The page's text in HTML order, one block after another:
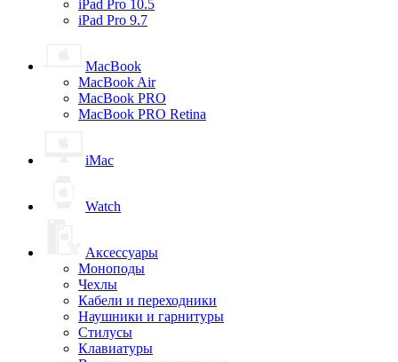
iPad Pro 10.5
iPad Pro 9.7
MacBook
MacBook Air
MacBook PRO
MacBook PRO Retina
iMac
Watch
Аксессуары
Моноподы
Чехлы
Кабели и переходники
Hаушники и гарнитуры
Стилусы
Клавиатуры